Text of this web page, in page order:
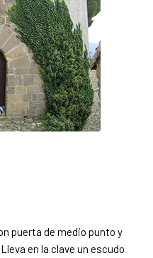
puerta de medio punto y
en la clave un escudo